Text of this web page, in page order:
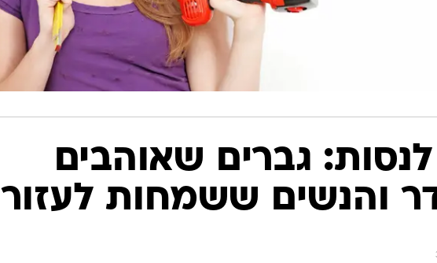
גברים שאוהבים
והנשים ששמחות לעזור